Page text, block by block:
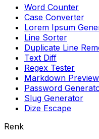
Word Counter
Case Converter
Lorem Ipsum
Line Sorter
Duplicate Line
Text Diff
Regex Tester
Markdown Preview
Password
Slug Generator
Dize Escape
Renk